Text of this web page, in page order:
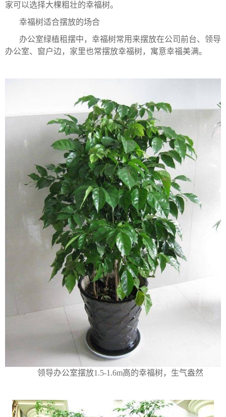
家可以选择大棵粗壮的幸福树。
幸福树适合摆放的场合
办公室绿植租摆中，幸福树常用来摆放在公司前台、领导
办公室、窗户边，家里也常摆放幸福树，寓意幸福美满。
领导办公室摆放1.5-1.6m高的幸福树，生气盎然